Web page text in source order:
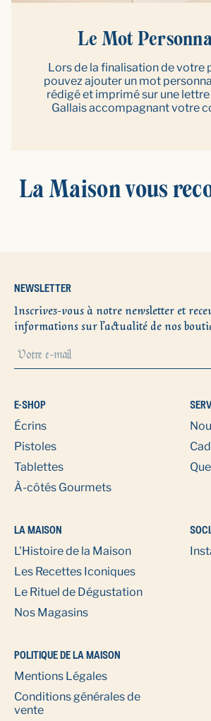
Le Mot
Lors de la finalisation de votre
pouvez ajouter un mot
rédigé et imprimé sur une
Gallais accompagnant votre
La Maison vous
NEWSLETTER
Inscrivez-vous à notre newsletter et
informations sur l’actualité de nos
E-SHOP
Écrins
Pistoles
Tablettes
À-côtés Gourmets
LA MAISON
L'Histoire de la Maison
Les Recettes Iconiques
Le Rituel de Dégustation
Nos Magasins
POLITIQUE DE LA MAISON
Mentions Légales
Conditions générales de
vente